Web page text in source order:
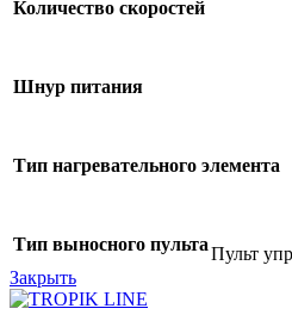
Количество скоростей
Шнур питания
Тип нагревательного элемента
Тип выносного пультаПульт
Закрыть